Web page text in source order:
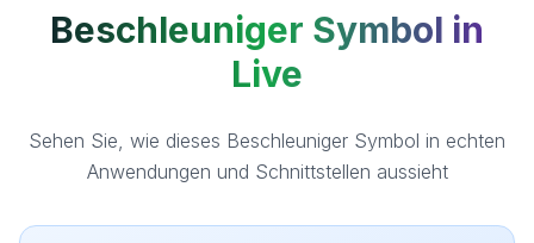
Beschleuniger Symbol in
Live
Sehen Sie, wie dieses Beschleuniger Symbol in echten
Anwendungen und Schnittstellen aussieht